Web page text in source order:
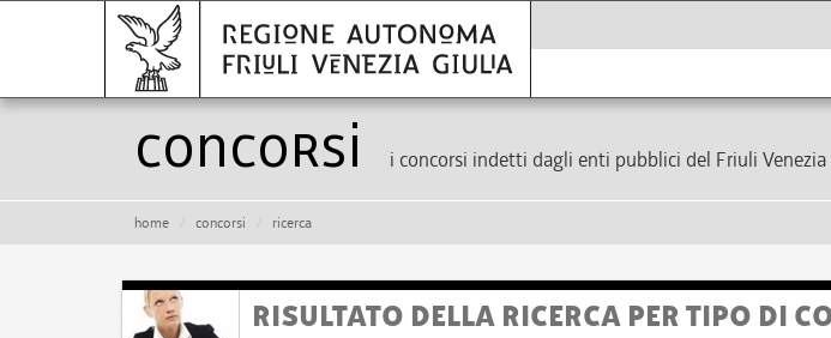
Concorsi i concorsi indetti dagli enti pubblici del Friuli
home concorsi ricerca
RISULTATO DELLA RICERCA PER TIPO DI